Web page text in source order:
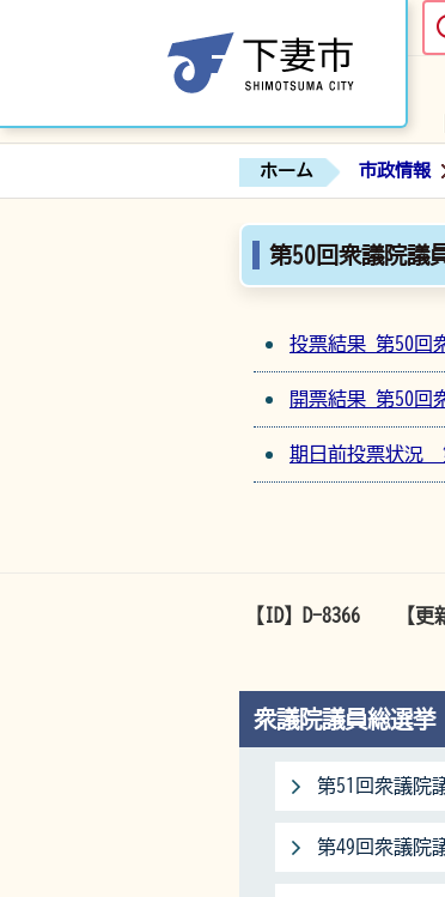
ホーム 市政情報
第50回衆議院議
投票結果 第50回
開票結果 第50回
期日前投票状況
【ID】 D-8366 【更
衆議院議員総選挙
第51回衆議院
第49回衆議院